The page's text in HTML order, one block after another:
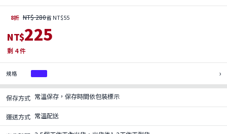
8折 NT$ 280省 NT$55
NT$225
剩 4件
規格 ›
保存方式 常溫保存，保存時間依包裝標示
運送方式 常溫配送